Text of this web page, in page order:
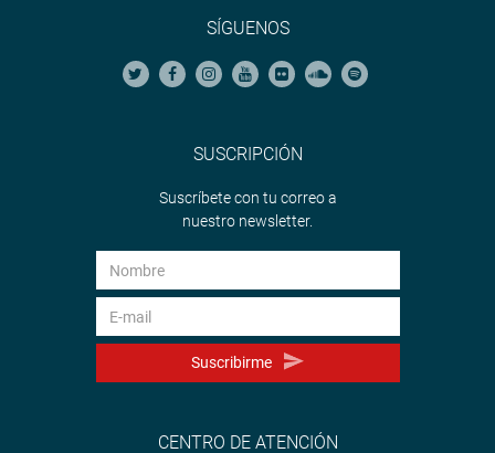
SÍGUENOS
SUSCRIPCIÓN
Suscríbete con tu correo a
nuestro newsletter.
Suscribirme
CENTRO DE ATENCIÓN